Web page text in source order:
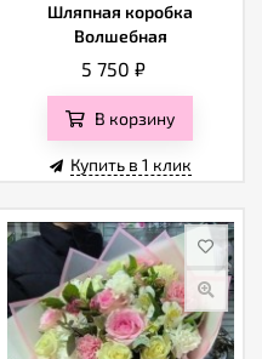
Шляпная коробка
Волшебная
5 750 ₽
В корзину
Купить в 1 клик